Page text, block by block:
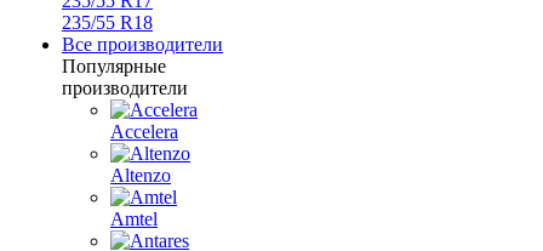
235/55 R18
Все производители
Популярные
производители
Accelera
Altenzo
Amtel